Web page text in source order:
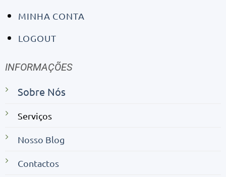
MINHA CONTA
LOGOUT
INFORMAÇÕES
Sobre Nós
Serviços
Nosso Blog
Contactos